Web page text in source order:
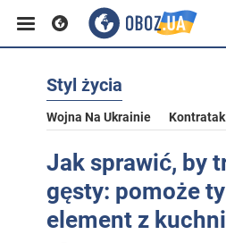
Styl życia
Wojna Na Ukrainie Kontratak
Jak sprawić, by
gęsty: pomoże
element z kuchni